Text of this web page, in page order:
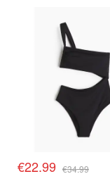
€22.99 €34.99